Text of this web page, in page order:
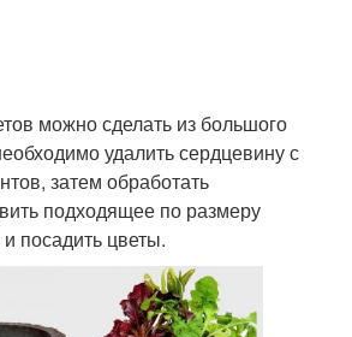
можно сделать из большого
удалить сердцевину с
затем обработать
подходящее по размеру
посадить цветы.